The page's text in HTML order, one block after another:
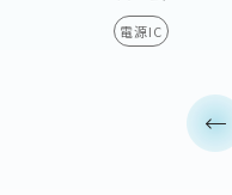
電源IC